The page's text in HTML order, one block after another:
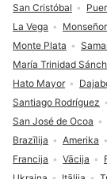
Brazīlija Amerika
Francija
Vācija
San Cristóbal
La Vega
Monte Plata
María Trinidad
Hato Mayor
Santiago Rodríguez
San José de Ocoa